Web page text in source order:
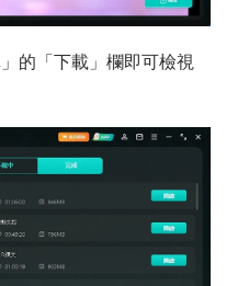
的「下載」欄即可檢視